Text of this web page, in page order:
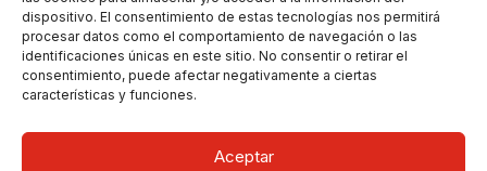
dispositivo. El consentimiento de estas tecnologías nos permitirá
procesar datos como el comportamiento de navegación o las
identificaciones únicas en este sitio. No consentir o retirar el
consentimiento, puede afectar negativamente a ciertas
características y funciones.
Aceptar